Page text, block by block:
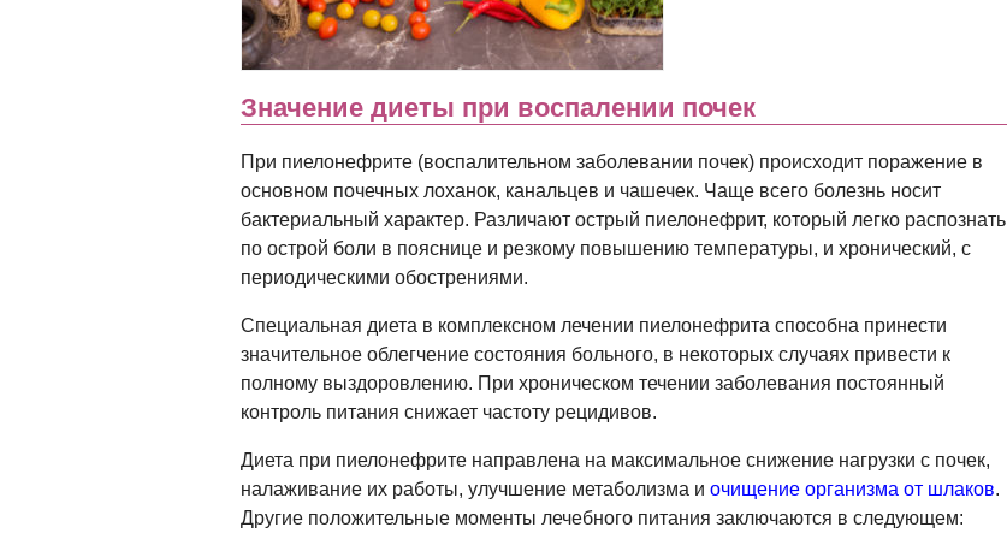
Значение диеты при воспалении почек
При пиелонефрите (воспалительном заболевании почек) происходит поражение в
основном почечных лоханок, канальцев и чашечек. Чаще всего болезнь носит
бактериальный характер. Различают острый пиелонефрит, который легко распознать
по острой боли в пояснице и резкому повышению температуры, и хронический, с
периодическими обострениями.
Специальная диета в комплексном лечении пиелонефрита способна принести
значительное облегчение состояния больного, в некоторых случаях привести к
полному выздоровлению. При хроническом течении заболевания постоянный
контроль питания снижает частоту рецидивов.
Диета при пиелонефрите направлена на максимальное снижение нагрузки с почек,
налаживание их работы, улучшение метаболизма и очищение организма от шлаков.
Другие положительные моменты лечебного питания заключаются в следующем: